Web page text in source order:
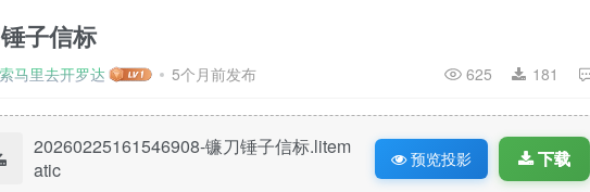
子信标
马里去开罗达 5个月前发布 625 181
20260225161546908-镰刀锤子信标.litem
atic
预览投影 下载